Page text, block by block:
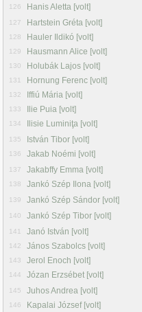
126 Hanis Aletta [volt]
127 Hartstein Gréta [volt]
128 Hauler Ildikó [volt]
129 Hausmann Alice [volt]
130 Holubák Lajos [volt]
131 Hornung Ferenc [volt]
132 Iffiú Mária [volt]
133 Ilie Puia [volt]
134 Ilisie Luminiţa [volt]
135 István Tibor [volt]
136 Jakab Noémi [volt]
137 Jakabffy Emma [volt]
138 Jankó Szép Ilona [volt]
139 Jankó Szép Sándor [volt]
140 Jankó Szép Tibor [volt]
141 Janó István [volt]
142 János Szabolcs [volt]
143 Jerol Enoch [volt]
144 Józan Erzsébet [volt]
145 Juhos Andrea [volt]
146 Kapalai József [volt]